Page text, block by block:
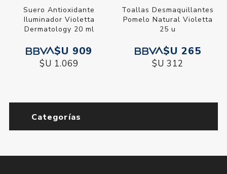
Suero Antioxidante
Iluminador Violetta
Dermatology 20 ml
$U 909
$U 1.069
Toallas Desmaquillantes
Pomelo Natural Violetta
25 u
$U 265
$U 312
Categorías